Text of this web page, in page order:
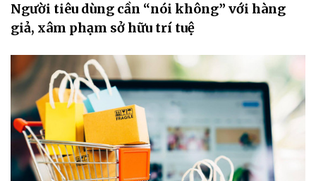
Người tiêu dùng cần “nói không” với hàng
giả, xâm phạm sở hữu trí tuệ